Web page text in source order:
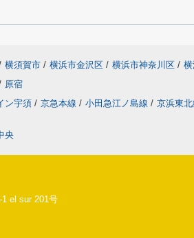
横須賀市 / 横浜市金沢区 / 横浜市神奈川区 /
原宿
ン宇須 / 京急本線 / 小田急江ノ島線 / 京浜東北
央
el sur 201号